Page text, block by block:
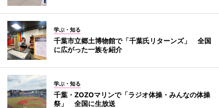
学ぶ・知る
千葉市立郷土博物館で「千葉氏リターンズ」 全国
に広がった一族を紹介
学ぶ・知る
千葉・ZOZOマリンで「ラジオ体操・みんなの体操
祭」 全国に生放送